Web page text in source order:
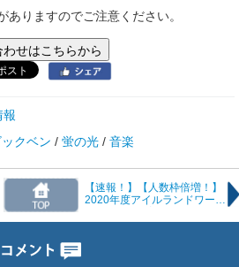
りますのでご注意ください。
せはこちらから
報
ックベン / 蛍の光 / 音楽
【速報！】【人数枠倍増！】
2020年度アイルランドワーホ
た！